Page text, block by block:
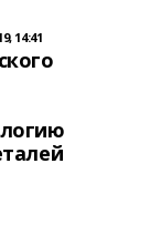
14:41